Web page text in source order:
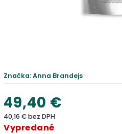
Značka:Anna Brandejs
49,40 €
40,16 € bez DPH
Vypredané